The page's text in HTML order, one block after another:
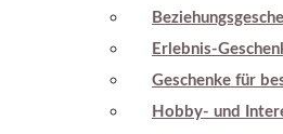
Erlebnis-
Geschenke für
Hobby- und